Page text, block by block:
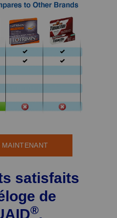
MAINTENANT
satisfaits
de
®.